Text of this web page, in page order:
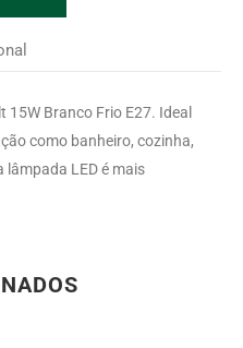
15W Branco Frio E27. Ideal
como banheiro, cozinha,
lâmpada LED é mais